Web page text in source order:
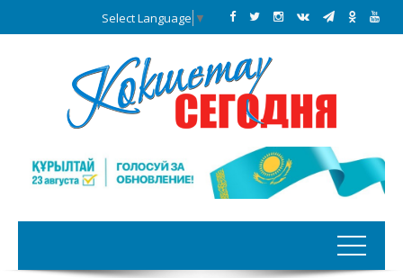
Select Language ▼